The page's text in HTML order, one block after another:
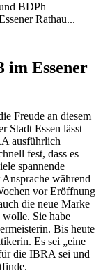
BDPh
Rathau...
im Essener
Freude an diesem
Stadt Essen lässt
ausführlich
fest, dass es
spannende
während
vor Eröffnung
die neue Marke
wolle. Sie habe
Bis heute
Es sei „eine
die IBRA sei und